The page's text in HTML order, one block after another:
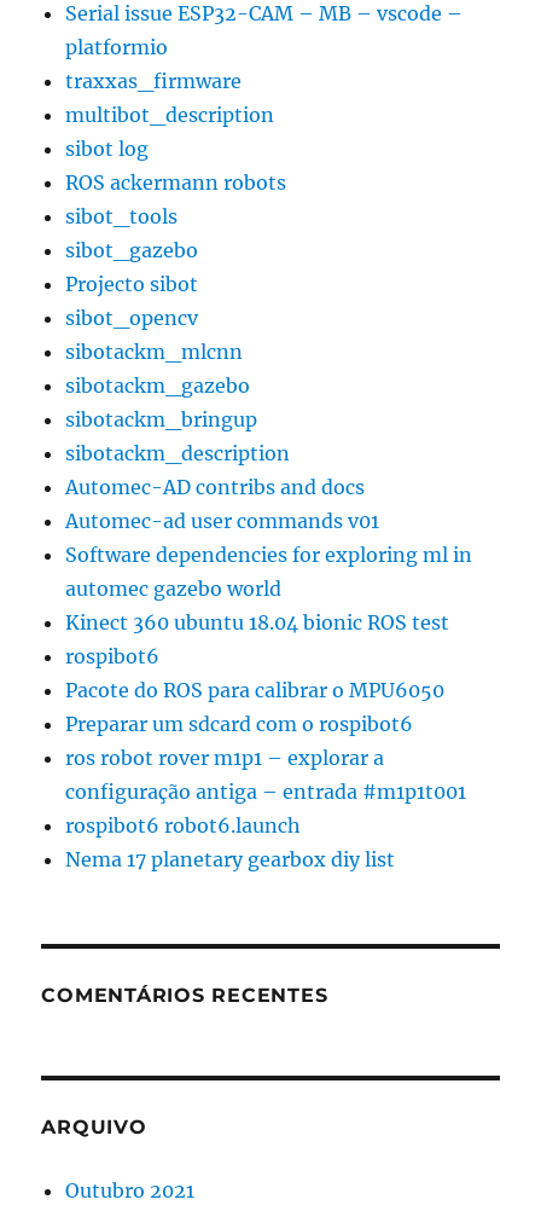
Serial issue ESP32-CAM – MB – vscode –
platformio
traxxas_firmware
multibot_description
sibot log
ROS ackermann robots
sibot_tools
sibot_gazebo
Projecto sibot
sibot_opencv
sibotackm_mlcnn
sibotackm_gazebo
sibotackm_bringup
sibotackm_description
Automec-AD contribs and docs
Automec-ad user commands v01
Software dependencies for exploring ml in
automec gazebo world
Kinect 360 ubuntu 18.04 bionic ROS test
rospibot6
Pacote do ROS para calibrar o MPU6050
Preparar um sdcard com o rospibot6
ros robot rover m1p1 – explorar a
configuração antiga – entrada #m1p1t001
rospibot6 robot6.launch
Nema 17 planetary gearbox diy list
COMENTÁRIOS RECENTES
ARQUIVO
Outubro 2021